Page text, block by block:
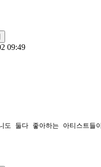
09:49
도 둘다 좋아하는 아티스트들